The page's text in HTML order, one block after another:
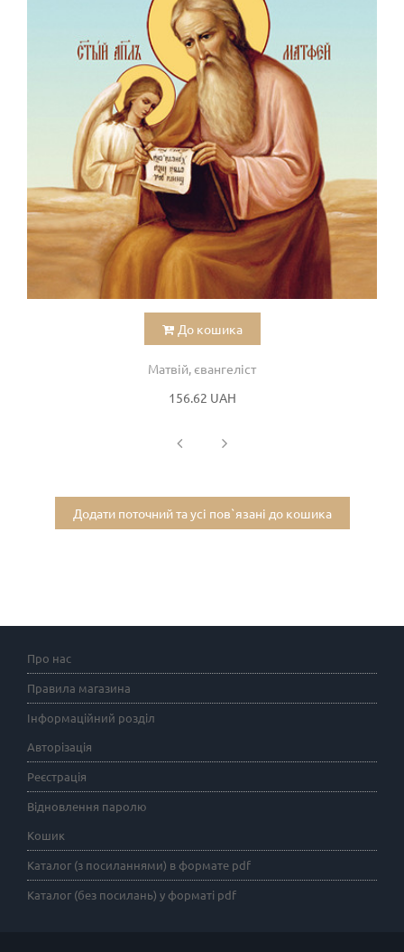
До кошика
Матвій, євангеліст
156.62 UAH
Додати поточний та усі пов`язані до кошика
Про нас
Правила магазина
Інформаційний розділ
Авторізація
Реєстрація
Відновлення паролю
Кошик
Каталог (з посиланнями) в формате pdf
Каталог (без посилань) у форматі pdf